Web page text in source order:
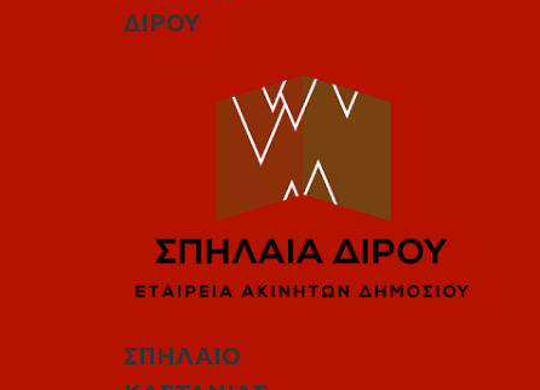
ΔΙΡΟΥ
ΣΠΗΛΑΙΟ